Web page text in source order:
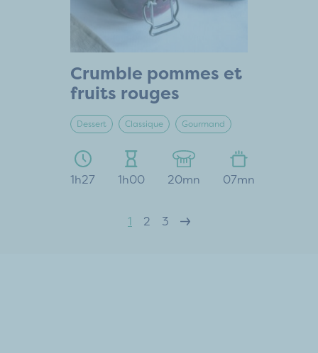
Crumble pommes et
fruits rouges
Dessert Classique Gourmand
1h27 1h00 20mn 07mn
1 2 3